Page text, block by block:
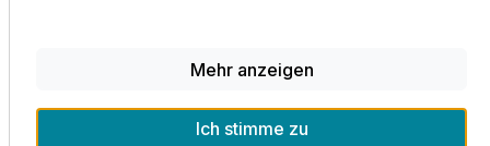
Postgeschäft, Supermärkte und ein Geldautomat.
Mehr anzeigen
Ich stimme zu